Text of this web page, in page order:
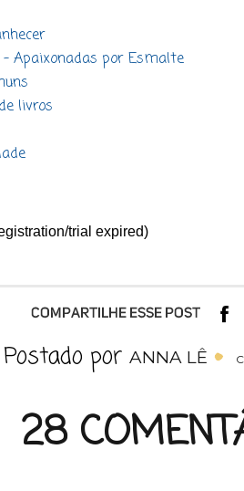
Apaixonadas por Esmalte
livros
trial expired)
Postado por ANNA LÊ
28